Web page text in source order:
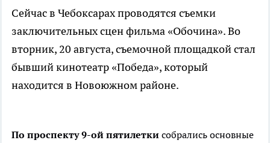
Сейчас в Чебоксарах проводятся съемки
заключительных сцен фильма «Обочина». Во
вторник, 20 августа, съемочной площадкой стал
бывший кинотеатр «Победа», который
находится в Новоюжном районе.
По проспекту 9-ой пятилетки собрались основные